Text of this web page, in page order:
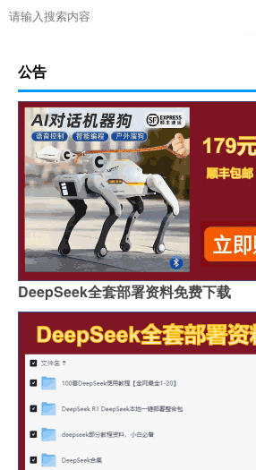
公告
DeepSeek全套部署资料免费下载